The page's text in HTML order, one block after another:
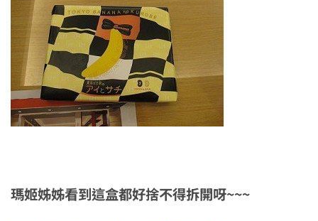
瑪姬姊姊看到這盒都好捨不得拆開呀~~~